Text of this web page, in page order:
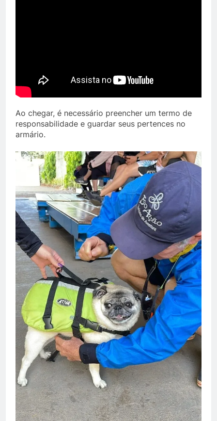
Ao chegar, é necessário preencher um termo de
responsabilidade e guardar seus pertences no
armário.